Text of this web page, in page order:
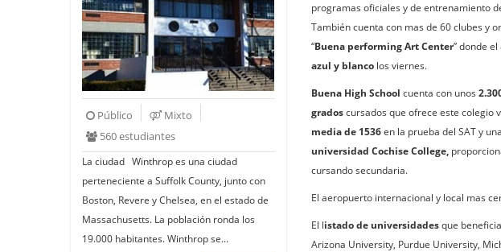
programas oficiales y de entrenamiento
También cuenta con mas de 60 clubes y
“Buena performing Art Center” donde
azul y blanco los viernes.
Buena High School cuenta con unos
gradoscursados que ofrece este colegio
media de 1536en la prueba del SAT y una
universidad Cochise College,
cursando secundaria.
El aeropuerto internacional y local mas
El listado de universidadesque
Arizona University, Purdue University,
Público
Mixto
560 estudiantes
La ciudad Winthrop es una ciudad
perteneciente a Suffolk County, junto con
Boston, Revere y Chelsea, en el estado de
Massachusetts. La población ronda los
19.000 habitantes. Winthrop se...